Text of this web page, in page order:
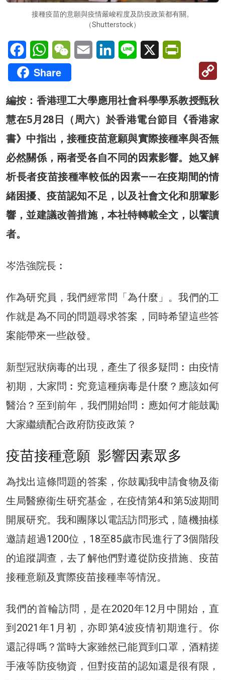
接種疫苗的意願與疫情嚴峻程度及防疫政策都有關。
（Shutterstock）
FacebookWhatsAppWeChatEmail LinkedInLine X
Share
編按：香港理工大學應用社會科學學系教授甄秋
慧在5月28日（周六）於香港電台節目《香港家
書》中指出，接種疫苗意願與實際接種率與否無
必然關係，兩者受各自不同的因素影響。她又解
析長者疫苗接種率較低的因素——在疫期間的情
緒困擾、疫苗認知不足，以及社會文化和朋輩影
響，並建議改善措施，本社特轉載全文，以饗讀
者。
岑浩強院長︰
作為研究員，我們經常問「為什麼」。我們的工
作就是為不同的問題尋求答案，同時希望這些答
案能帶來一些啟發。
新型冠狀病毒的出現，產生了很多疑問︰由疫情
初期，大家問︰究竟這種病毒是什麼？應該如何
醫治？至到前年，我們開始問︰應如何才能鼓勵
大家繼續配合政府防疫政策？
疫苗接種意願 影響因素眾多
為找出這條問題的答案，你鼓勵我申請食物及衞
生局醫療衞生研究基金，在疫情第4和第5波期間
開展研究。我和團隊以電話訪問形式，隨機抽樣
邀請超過1200位，18至85歲市民進行了3個階段
的追蹤調查，去了解他們對遵從防疫措施、疫苗
接種意願及實際疫苗接種率等情況。
我們的首輪訪問，是在2020年12月中開始，直
到2021年1月初，亦即第4波疫情初期進行。你
還記得嗎？當時大家雖然已能買到口罩，酒精搓
手液等防疫物資，但對疫苗的認知還是很有限，